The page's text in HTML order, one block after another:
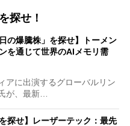
探せ！
の爆騰株」を探せ】トーメン
を通じて世界のAIメモリ需
に出演するグローバルリン
が、最新…
探せ】レーザーテック：最先